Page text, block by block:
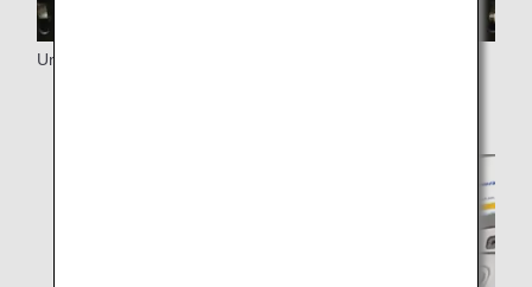
Universeller PC-Netzanschluss